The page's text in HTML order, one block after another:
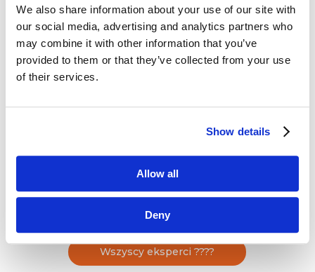
We also share information about your use of our site with
our social media, advertising and analytics partners who
may combine it with other information that you’ve
provided to them or that they’ve collected from your use
of their services.
Show details
Allow all
Deny
Prezes Zarządu
Absolwent kierunku Automatyka i Robotyka
na AGH w Krakowie. Ukończył także studia
podyplomowe z zakresu Zarządzania Produkcją
w Wyższej Szkole Europejskiej w Krakowie
zarządu firmy ASTOR. W latach 2016–2017
W 2018 r. wspólnie z zespołem […]
Wszyscy eksperci ????